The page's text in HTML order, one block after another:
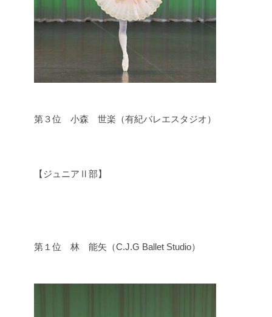
第３位 小森 世楽（有紀バレエスタジオ）
【ジュニアⅡ部】
第１位 林 能矢（C.J.G Ballet Studio）